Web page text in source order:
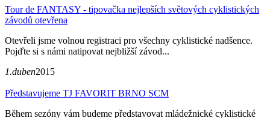
Tour de FANTASY - tipovačka nejlepších světových cyklistických
závodů otevřena
Otevřeli jsme volnou registraci pro všechny cyklistické nadšence.
Pojďte si s námi natipovat nejbližší závod...
1.duben2015
Představujeme TJ FAVORIT BRNO SCM
Během sezóny vám budeme představovat mládežnické cyklistické